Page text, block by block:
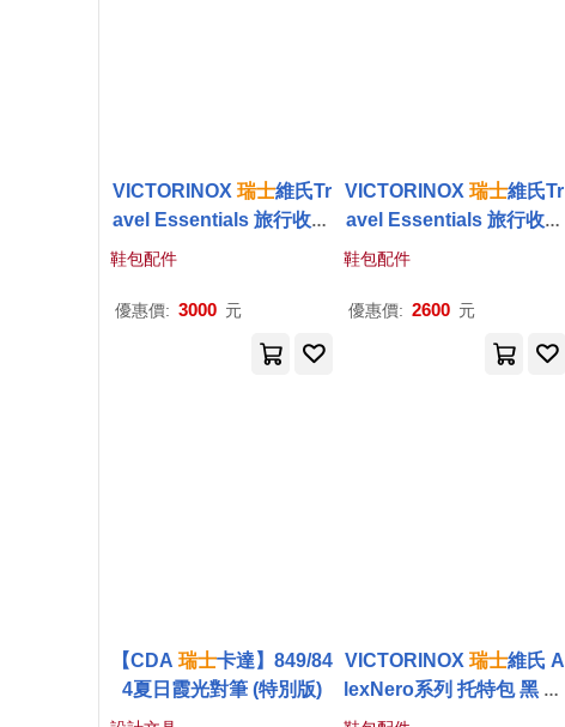
VICTORINOX 瑞士維氏Tr
avel Essentials 旅行收納
吊掛式盥洗包 - 黑色
鞋包配件
優惠價: 3000 元
VICTORINOX瑞士維氏Tr
avel Essentials 旅行收納
鞋包配件
優惠價: 2600 元
【CDA 瑞士卡達】849/84
4夏日霞光對筆 (特別版)
VICTORINOX 瑞士維氏 A
lexNero系列 托特包 黑 61